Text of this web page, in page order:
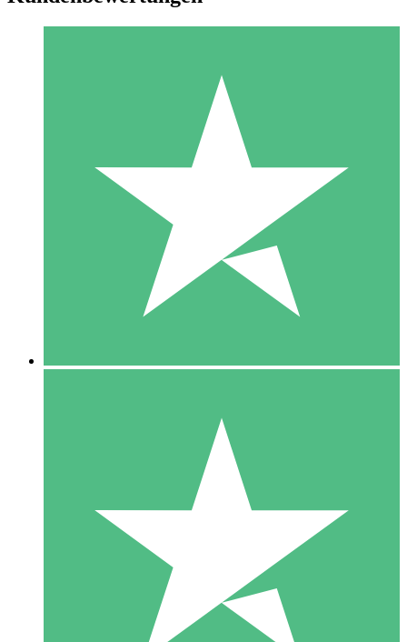
Individuelle Credit-Pakete
Zahlen Sie nach Bedarf mit Download-Credits. Keine
monatliche Verpflichtung erforderlich.
10 00
10 Downloads
20 00